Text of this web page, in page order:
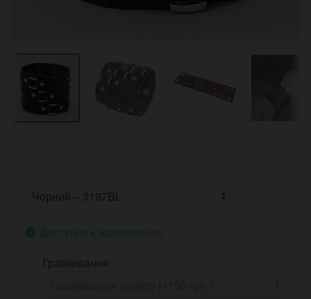
Доступно к замовленню
Гравіювання